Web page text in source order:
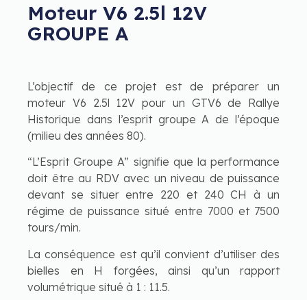
Moteur V6 2.5l 12V
GROUPE A
L’objectif de ce projet est de préparer un
moteur V6 2.5l 12V pour un GTV6 de Rallye
Historique dans l’esprit groupe A de l’époque
(milieu des années 80).
“L’Esprit Groupe A” signifie que la performance
doit être au RDV avec un niveau de puissance
devant se situer entre 220 et 240 CH à un
régime de puissance situé entre 7000 et 7500
tours/min.
La conséquence est qu’il convient d’utiliser des
bielles en H forgées, ainsi qu’un rapport
volumétrique situé à 1 : 11.5.